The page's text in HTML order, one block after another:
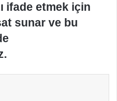
ifade etmek için
sunar ve bu